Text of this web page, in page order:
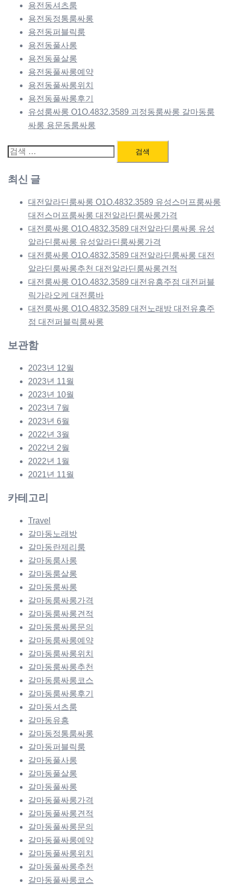
용전동셔츠룸
용전동정통룸싸롱
용전동퍼블릭룸
용전동풀사롱
용전동풀살롱
용전동풀싸롱예약
용전동풀싸롱위치
용전동풀싸롱후기
유성룸싸롱 O1O.4832.3589 괴정동룸싸롱 갈마동룸
싸롱 용문동룸싸롱
검
최신 글
대전알라딘룸싸롱 O1O.4832.3589 유성스머프룸싸롱
대전스머프룸싸롱 대전알라딘룸싸롱가격
대전룸싸롱 O1O.4832.3589 대전알라딘룸싸롱 유성
알라딘룸싸롱 유성알라딘룸싸롱가격
대전룸싸롱 O1O.4832.3589 대전알라딘룸싸롱 대전
알라딘룸싸롱추천 대전알라딘룸싸롱견적
대전룸싸롱 O1O.4832.3589 대전유흥주점 대전퍼블
릭가라오케 대전룸바
대전룸싸롱 O1O.4832.3589 대전노래방 대전유흥주
점 대전퍼블릭룸싸롱
보관함
2023년 12월
2023년 11월
2023년 10월
2023년 7월
2023년 6월
2022년 3월
2022년 2월
2022년 1월
2021년 11월
카테고리
Travel
갈마동노래방
갈마동란제리룸
갈마동룸사롱
갈마동룸살롱
갈마동룸싸롱
갈마동룸싸롱가격
갈마동룸싸롱견적
갈마동룸싸롱문의
갈마동룸싸롱예약
갈마동룸싸롱위치
갈마동룸싸롱추천
갈마동룸싸롱코스
갈마동룸싸롱후기
갈마동셔츠룸
갈마동유흥
갈마동정통룸싸롱
갈마동퍼블릭룸
갈마동풀사롱
갈마동풀살롱
갈마동풀싸롱
갈마동풀싸롱가격
갈마동풀싸롱견적
갈마동풀싸롱문의
갈마동풀싸롱예약
갈마동풀싸롱위치
갈마동풀싸롱추천
갈마동풀싸롱코스